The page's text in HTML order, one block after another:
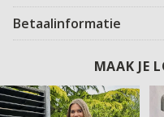
Betaalinformatie
MAAK JE